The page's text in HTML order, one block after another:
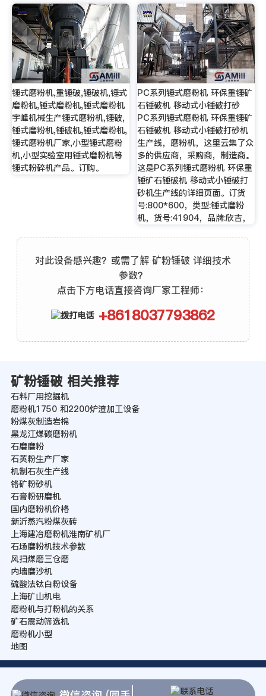
锤式磨粉机,重锤破,锤破机,锤式
磨粉机,锤式磨粉机,锤式磨粉机
宇峰机械生产锤式磨粉机,锤破,
锤式磨粉机,锤破机,锤式磨粉机,
锤式磨粉机厂家,小型锤式磨粉
机,小型实验室用锤式磨粉机等
锤式粉碎机产品。订购。
PC系列锤式磨粉机 环保重锤矿
石锤破机 移动式小锤破打砂
PC系列锤式磨粉机 环保重锤矿
石锤破机 移动式小锤破打砂机
生产线，磨粉机，这里云集了众
多的供应商，采购商，制造商。
这是PC系列锤式磨粉机 环保重
锤矿石锤破机 移动式小锤破打
砂机生产线的详细页面。订货
号:800*600，类型:锤式磨粉
机，货号:41904，品牌:欣吉，
对此设备感兴趣？或需了解 矿粉锤破 详细技术
参数？
点击下方电话直接咨询厂家工程师：
+8618037793862
矿粉锤破 相关推荐
石料厂用挖掘机
磨粉机1750 和2200炉渣加工设备
粉煤灰制造岩棉
黑龙江煤碳磨粉机
石磨磨粉
石英粉生产厂家
机制石灰生产线
铬矿粉砂机
石膏粉研磨机
国内磨粉机价格
新沂蒸汽粉煤灰砖
上海建冶磨粉机淮南矿机厂
石场磨粉机技术参数
风扫煤磨三仓磨
内墙磨沙机
硫酸法钛白粉设备
上海矿山机电
磨粉机与打粉机的关系
矿石震动筛选机
磨粉机小型
地图